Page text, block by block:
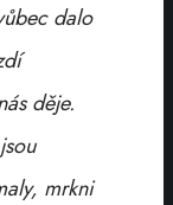
dalo
děje.
mrkni